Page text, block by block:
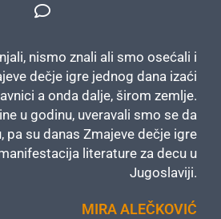
nismo znali ali smo osećali i
dečje igre jednog dana izaći
a onda dalje, širom zemlje.
u godinu, uveravali smo se da
pa su danas Zmajeve dečje igre
literature za decu u
Jugoslaviji.
MIRA ALEČKOVIĆ